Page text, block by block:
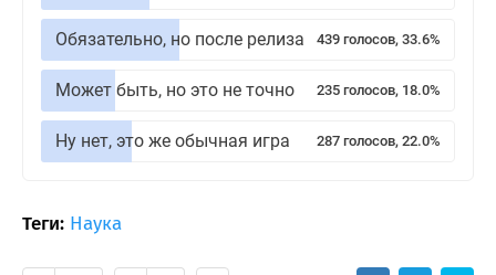
Обязательно, но после релиза 439 голосов, 33.6%
Может быть, но это не точно 235 голосов, 18.0%
Ну нет, это же обычная игра 287 голосов, 22.0%
Теги: Наука